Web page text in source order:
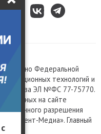
Федеральной
технологий и
ЭЛ №ФС 77-75770.
на сайте
разрешения
Медиа». Главный